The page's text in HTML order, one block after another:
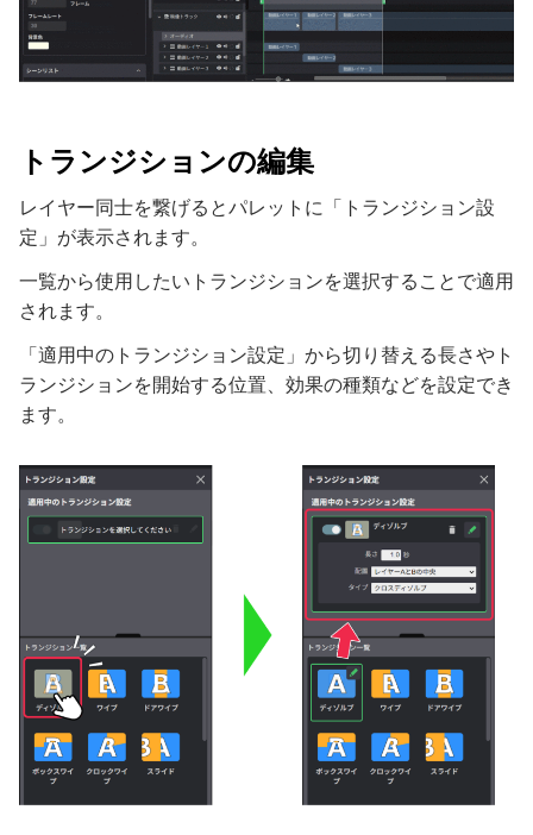
トランジションの編集
レイヤー同士を繋げるとパレットに「トランジション設
定」が表示されます。
一覧から使用したいトランジションを選択することで適用
されます。
「適用中のトランジション設定」から切り替える長さやト
ランジションを開始する位置、効果の種類などを設定でき
ます。